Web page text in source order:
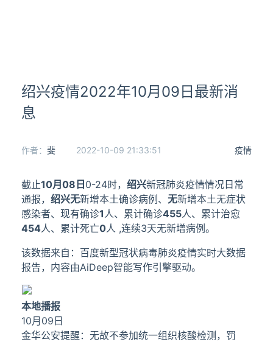
绍兴疫情2022年10月09日最新消
息
疫情
作者： 斐 2022-10-09 21:33:51
截止10月08日 0-24时， 绍兴新冠肺炎疫情情况日常
通报， 绍兴无新增本土确诊病例、 无新增本土无症状
感染者、现有确诊1人、累计确诊455人、累计治愈
454人、累计死亡0人 ,连续3天无新增病例。
该数据来自：百度新型冠状病毒肺炎疫情实时大数据
报告，内容由AiDeep智能写作引擎驱动。
本地播报
10月09日
金华公安提醒：无故不参加统一组织核酸检测，罚